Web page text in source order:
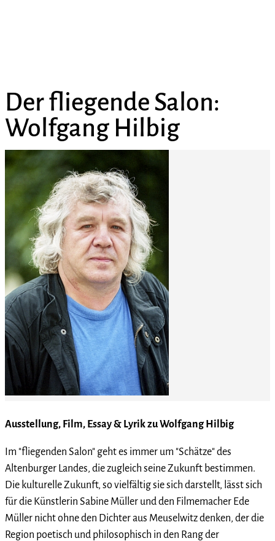
Der fliegende Salon:
Wolfgang Hilbig
Ausstellung, Film, Essay & Lyrik zu Wolfgang Hilbig
Im "fliegenden Salon" geht es immer um "Schätze" des
Altenburger Landes, die zugleich seine Zukunft bestimmen.
Die kulturelle Zukunft, so vielfältig sie sich darstellt, lässt sich
für die Künstlerin Sabine Müller und den Filmemacher Ede
Müller nicht ohne den Dichter aus Meuselwitz denken, der die
Region poetisch und philosophisch in den Rang der